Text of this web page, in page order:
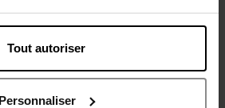
Tout autoriser
Personnaliser